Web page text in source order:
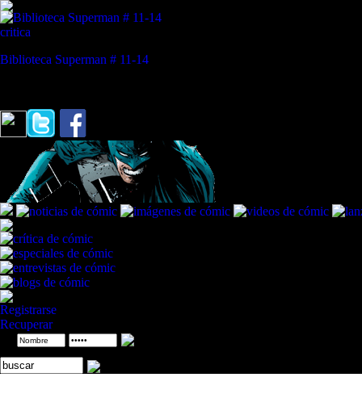
critica
Biblioteca Superman # 11-14
Registrarse
Recuperar